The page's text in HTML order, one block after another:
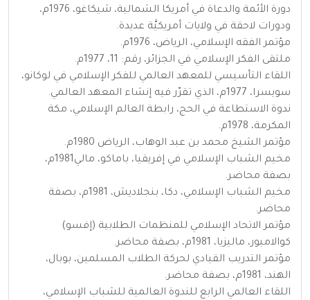
دورة الأئمة والدعاة في أمريكا الشمالية، شيكاغو، 1976م،
ودورات لاحقة في ولايات أمريكيَّة عديدة.
مؤتمر الفقه الإسلامي، الرياض، 1976م.
ملتقى الفكر الإسلامي في الجزائر، رقم: 11، 1977م.
اللقاء التأسيسي للمعهد العالمي للفكر الإسلامي في لوكانو،
سويسرا، 1977م، الذي تقرّر فيه إنشاء المعهد العالمي.
ندوة الاستطاعة في الحج، رابطة العالم الإسلامي، مكة
المكرمة، 1978م.
مؤتمر الشيخ محمد بن عبد الوهاب، الرياض 1980م.
مخيم الشباب الإسلامي في إفريقيا، باماكو، مالي1981م،
بصفة محاضر.
مخيم الشباب الإسلامي، دكا، بنجلاديش، 1981م، بصفة
محاضر.
مؤتمر الاتحاد الإسلامي للمنظمات الطلابية (إفسو)
كوالامبور، ماليزيا، 1981م، بصفة محاضر.
مؤتمر التدريب القيادي لحركة الطلاب المسلمين، بوبال،
الهند، 1981م، بصفة محاضر.
اللقاء العالمي الرابع للندوة العالمية للشباب الإسلامي،